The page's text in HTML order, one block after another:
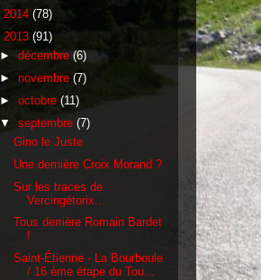
2014 (78)
2013 (91)
► décembre (6)
► novembre (7)
► octobre (11)
▼ septembre (7)
Gino le Juste
Une dernière Croix Morand ?
Sur les traces de
Vercingétorix...
Tous derrière Romain Bardet
!
Saint-Étienne - La Bourboule
/ 16 ème étape du Tou...